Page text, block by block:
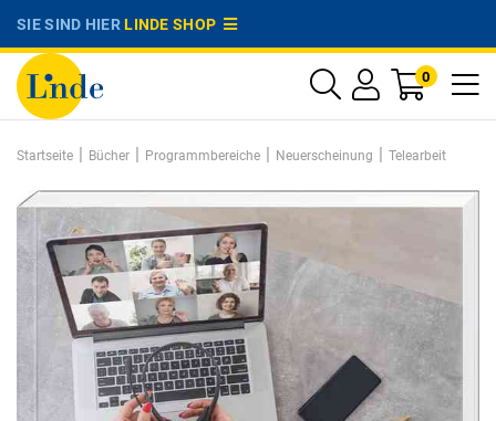
SIE SIND HIERLINDE SHOP
0
Startseite | Bücher | Programmbereiche | Neuerscheinung | Telearbeit